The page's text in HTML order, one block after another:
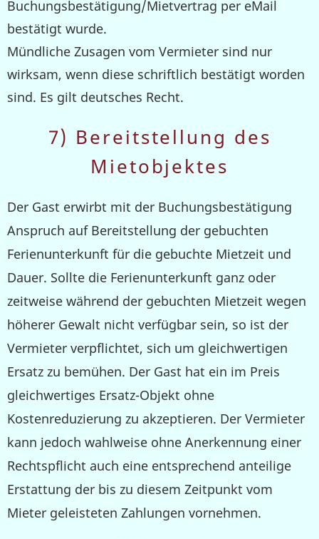
Buchungsbestätigung/Mietvertrag per eMail
bestätigt wurde.
Mündliche Zusagen vom Vermieter sind nur
wirksam, wenn diese schriftlich bestätigt worden
sind. Es gilt deutsches Recht.
7) Bereitstellung des
Mietobjektes
Der Gast erwirbt mit der Buchungsbestätigung
Anspruch auf Bereitstellung der gebuchten
Ferienunterkunft für die gebuchte Mietzeit und
Dauer. Sollte die Ferienunterkunft ganz oder
zeitweise während der gebuchten Mietzeit wegen
höherer Gewalt nicht verfügbar sein, so ist der
Vermieter verpflichtet, sich um gleichwertigen
Ersatz zu bemühen. Der Gast hat ein im Preis
gleichwertiges Ersatz-Objekt ohne
Kostenreduzierung zu akzeptieren. Der Vermieter
kann jedoch wahlweise ohne Anerkennung einer
Rechtspflicht auch eine entsprechend anteilige
Erstattung der bis zu diesem Zeitpunkt vom
Mieter geleisteten Zahlungen vornehmen.